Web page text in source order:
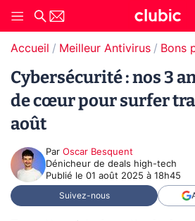
Accueil Meilleur Antivirus Bons
Cybersécurité : nos 3
de cœur pour surfer
août
Par Oscar Besquent
Dénicheur de deals high-tech
Publié le 01 août 2025 à 18h45
Suivez-nous